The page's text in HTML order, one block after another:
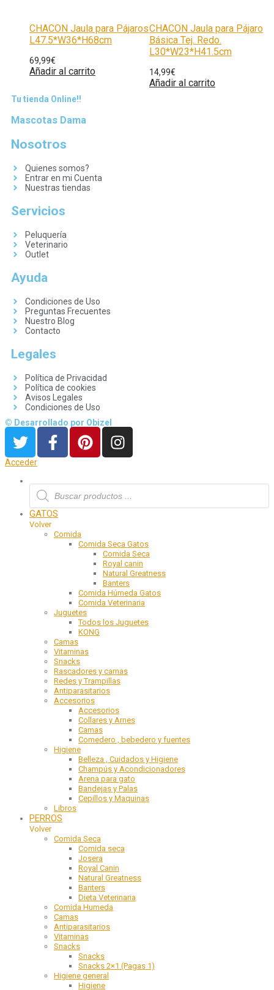
CHACON Jaula para Pájaros
L47.5*W36*H68cm
69,99€
Añadir al carrito
CHACON Jaula para Pájaro
Básica Tej. Redo.
L30*W23*H41.5cm
14,99€
Añadir al carrito
Tu tienda Online!!
Mascotas Dama
Nosotros
Quienes somos?
Entrar en mi Cuenta
Nuestras tiendas
Servicios
Peluquería
Veterinario
Outlet
Ayuda
Condiciones de Uso
Preguntas Frecuentes
Nuestro Blog
Contacto
Legales
Política de Privacidad
Política de cookies
Avisos Legales
Condiciones de Uso
© Desarrollado por Obizel
Acceder
GATOS
Volver
Comida
Comida Seca Gatos
Comida Seca
Royal canin
Natural Greatness
Banters
Comida Húmeda Gatos
Comida Veterinaria
Juguetes
Todos los Juguetes
KONG
Camas
Vitaminas
Snacks
Rascadores y camas
Redes y Trampillas
Antiparasitarios
Accesorios
Accesorios
Collares y Arnes
Camas
Comedero , bebedero y fuentes
Higiene
Belleza , Cuidados y Higiene
Champús y Acondicionadores
Arena para gato
Bandejas y Palas
Cepillos y Maquinas
Libros
PERROS
Volver
Comida Seca
Comida seca
Josera
Royal Canin
Natural Greatness
Banters
Dieta Veterinaria
Comida Humeda
Camas
Antiparasitarios
Vitaminas
Snacks
Snacks
Snacks 2×1 (Pagas 1)
Higiene general
Higiene